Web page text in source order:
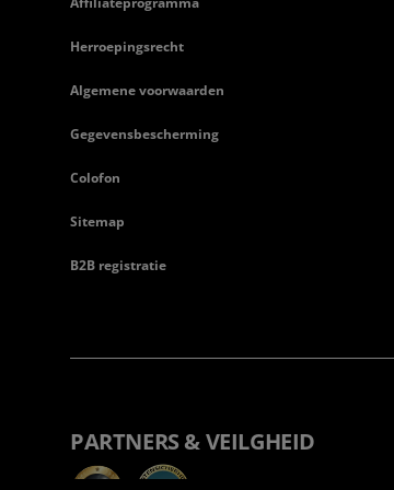
Herroepingsrecht
Algemene voorwaarden
Gegevensbescherming
Colofon
Sitemap
B2B registratie
PARTNERS & VEILGHEID